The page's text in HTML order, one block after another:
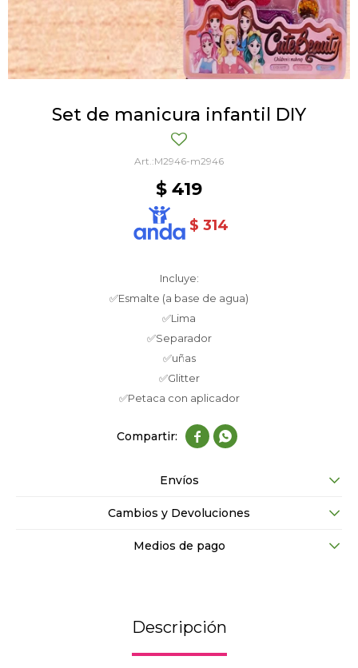
Set de manicura infantil DIY
M2946-m2946
$ 419
$ 314
Incluye:
✅Esmalte (a base de agua)
✅Lima
✅Separador
✅uñas
✅Glitter
✅Petaca con aplicador
 
Envíos
Cambios y Devoluciones
Medios de pago
Descripción